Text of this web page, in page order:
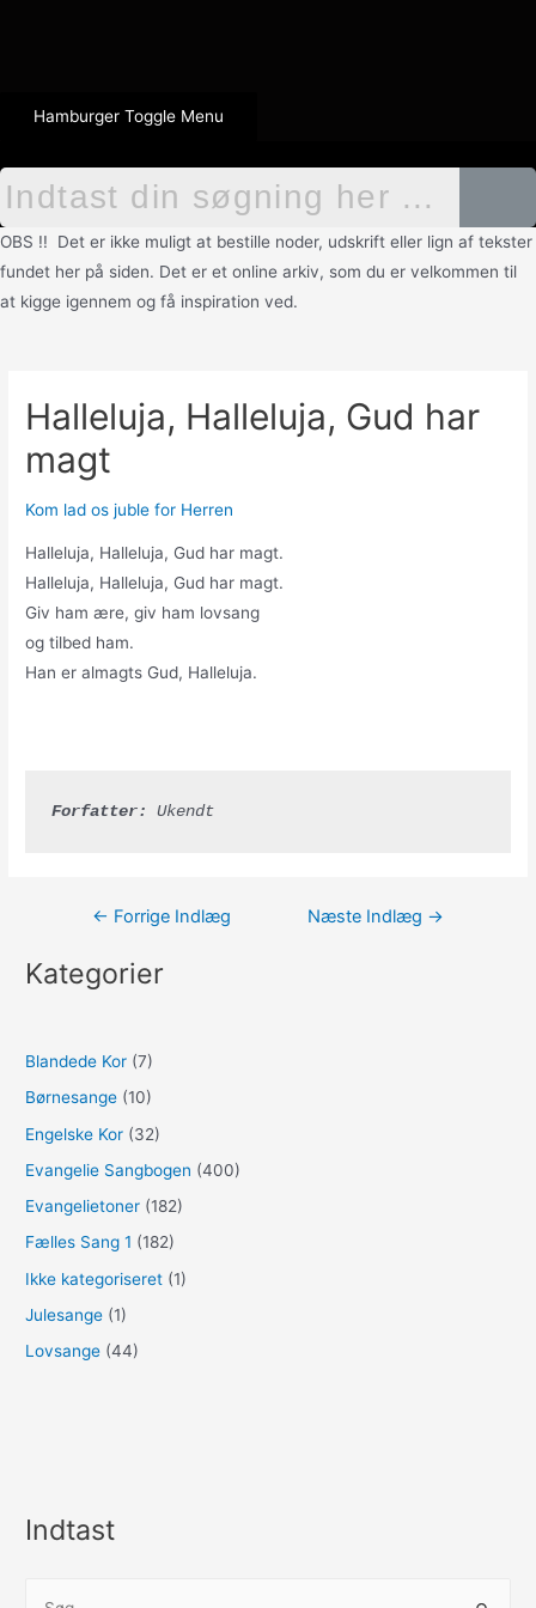
Hamburger Toggle Menu
OBS !! Det er ikke muligt at bestille noder, udskrift eller lign af tekster
fundet her på siden. Det er et online arkiv, som du er velkommen til
at kigge igennem og få inspiration ved.
Halleluja, Halleluja, Gud har
magt
Kom lad os juble for Herren
Halleluja, Halleluja, Gud har magt.
Halleluja, Halleluja, Gud har magt.
Giv ham ære, giv ham lovsang
og tilbed ham.
Han er almagts Gud, Halleluja.
Forfatter: Ukendt
Indlægsnavigation
← Forrige Indlæg Næste Indlæg →
Kategorier
Blandede Kor (7)
Børnesange (10)
Engelske Kor (32)
Evangelie Sangbogen (400)
Evangelietoner (182)
Fælles Sang 1 (182)
Ikke kategoriseret (1)
Julesange (1)
Lovsange (44)
Indtast